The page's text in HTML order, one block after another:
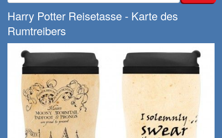
Harry Potter Reisetasse - Karte des
Rumtreibers